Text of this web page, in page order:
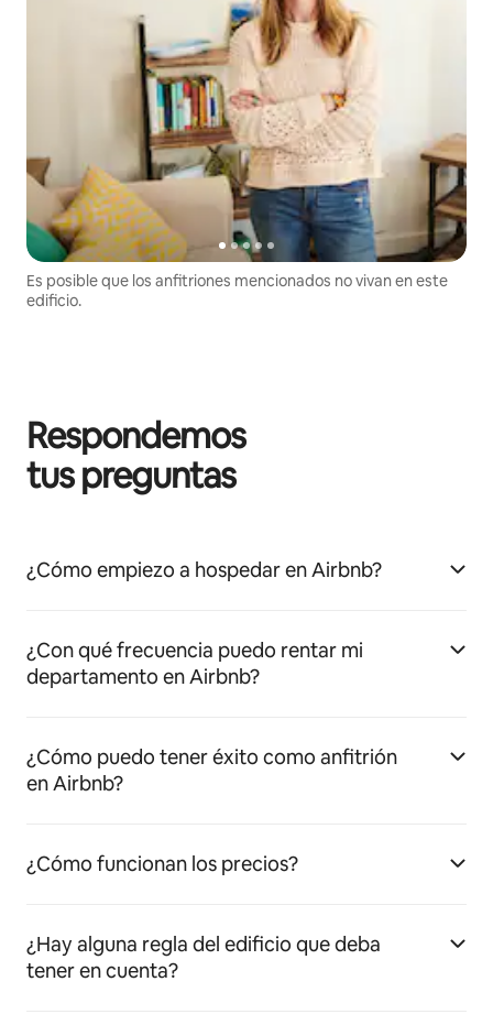
Es posible que los anfitriones mencionados no vivan en este
edificio.
Respondemos
tus preguntas
¿Cómo empiezo a hospedar en Airbnb?
¿Con qué frecuencia puedo rentar mi
departamento en Airbnb?
¿Cómo puedo tener éxito como anfitrión
en Airbnb?
¿Cómo funcionan los precios?
¿Hay alguna regla del edificio que deba
tener en cuenta?